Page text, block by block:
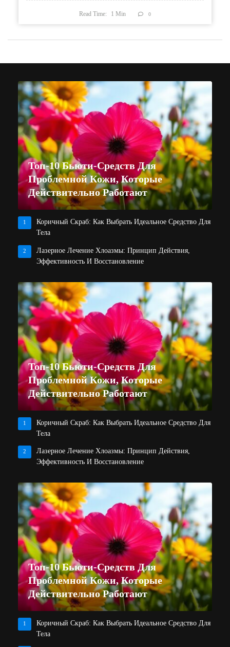
Read Time: 1Min 0
Топ-10 Бьюти-Средств Для
Проблемной Кожи, Которые
Действительно Работают
1
Коричный Скраб: Как Выбрать Идеальное Средство Для
Тела
2
Лазерное Лечение Хлоазмы: Принцип Действия,
Эффективность И Восстановление
Топ-10 Бьюти-Средств Для
Проблемной Кожи, Которые
Действительно Работают
1
Коричный Скраб: Как Выбрать Идеальное Средство Для
Тела
2
Лазерное Лечение Хлоазмы: Принцип Действия,
Эффективность И Восстановление
Топ-10 Бьюти-Средств Для
Проблемной Кожи, Которые
Действительно Работают
1
Коричный Скраб: Как Выбрать Идеальное Средство Для
Тела